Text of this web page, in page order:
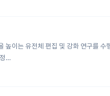
이는 유전체 편집 및 강화 연구를
…